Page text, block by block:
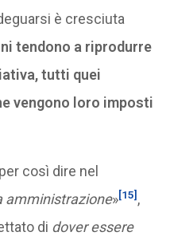
è cresciuta
tendono a riprodurre
tutti quei
vengono loro imposti
così dire nel
amministrazione»[15] ,
di dover essere